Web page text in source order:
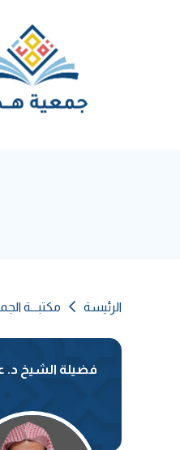
الرئيسة مكتبـــة
فضيلة الشيخ د.